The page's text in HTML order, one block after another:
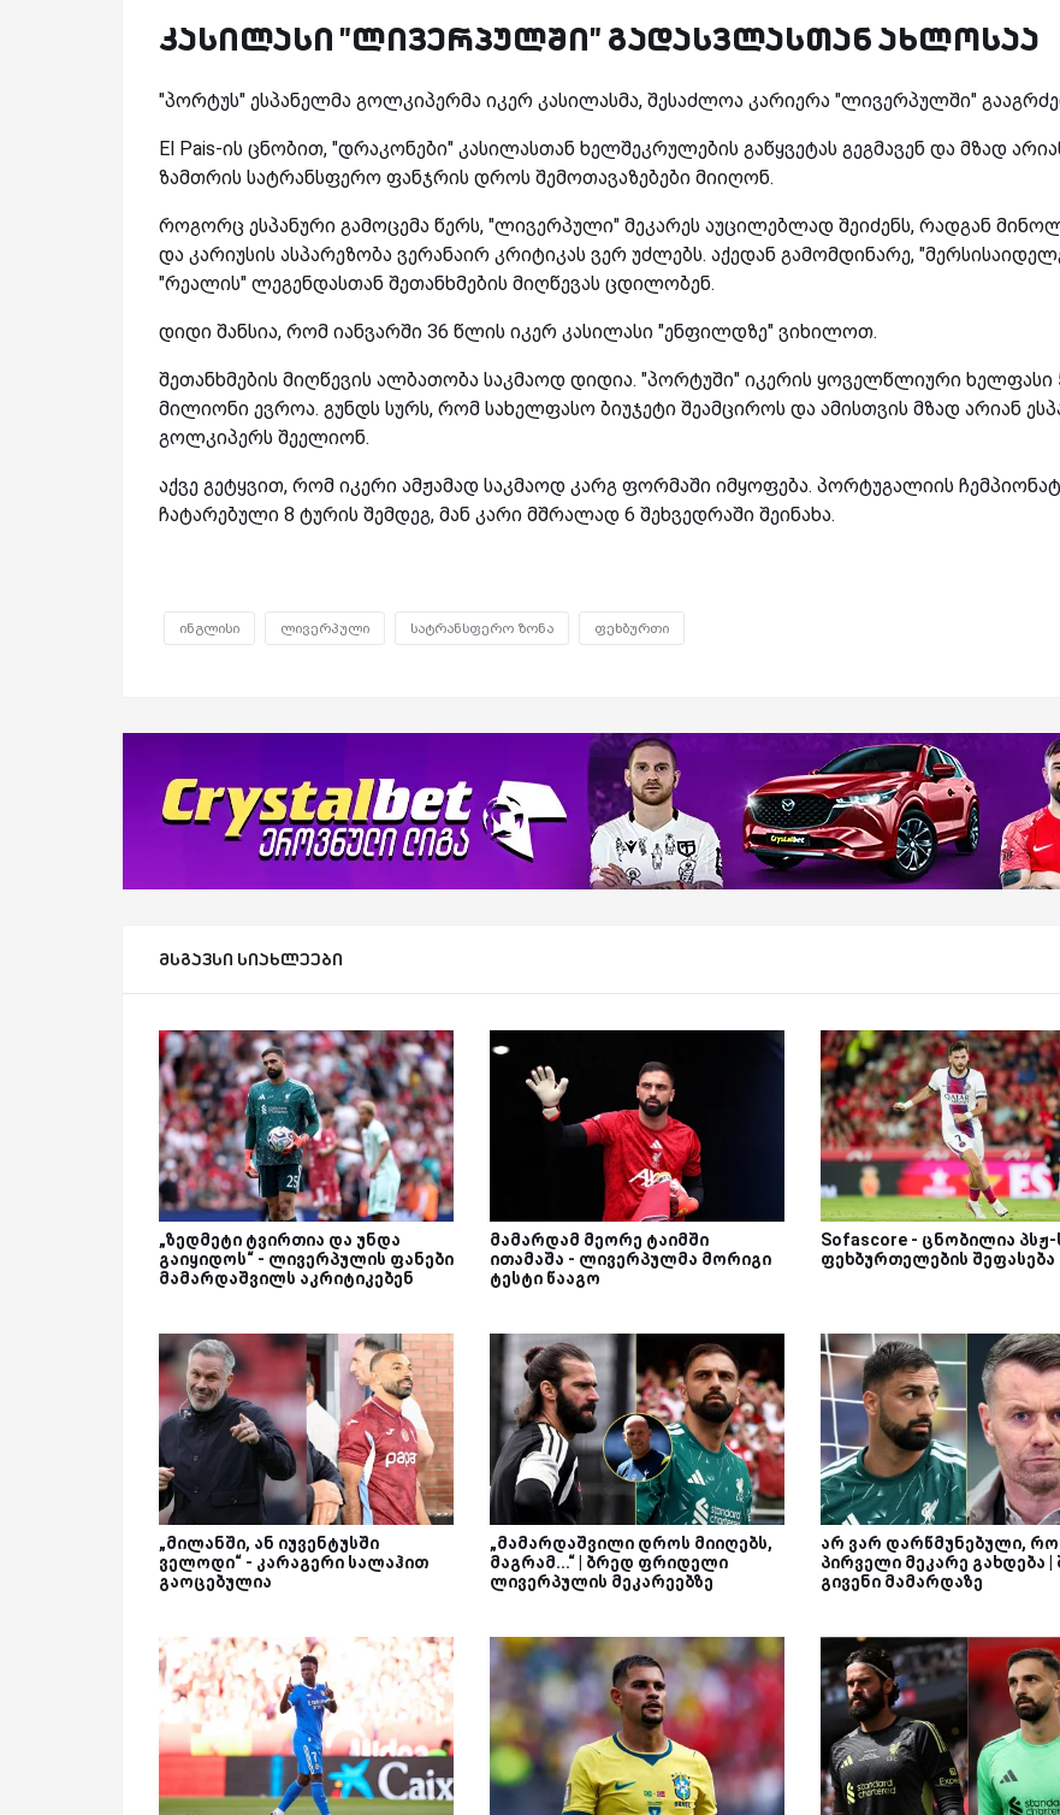
კასილასი "ლივერპულში" გადასვლასთან ახლოსაა
"პორტუს" ესპანელმა გოლკიპერმა იკერ კასილასმა, შესაძლოა კარიერა "ლივერპულში"
El Pais-ის ცნობით, "დრაკონები" კასილასთან ხელშეკრულების გაწყვეტას გეგმავენ და მზად
ზამთრის სატრანსფერო ფანჯრის დროს შემოთავაზებები მიიღონ.
როგორც ესპანური გამოცემა წერს, "ლივერპული" მეკარეს აუცილებლად შეიძენს, რადგან
და კარიუსის ასპარეზობა ვერანაირ კრიტიკას ვერ უძლებს. აქედან გამომდინარე,
"რეალის" ლეგენდასთან შეთანხმების მიღწევას ცდილობენ.
დიდი შანსია, რომ იანვარში 36 წლის იკერ კასილასი "ენფილდზე" ვიხილოთ.
შეთანხმების მიღწევის ალბათობა საკმაოდ დიდია. "პორტუში" იკერის ყოველწლიური ხელფასი
მილიონი ევროა. გუნდს სურს, რომ სახელფასო ბიუჯეტი შეამციროს და ამისთვის მზად არიან
გოლკიპერს შეელიონ.
აქვე გეტყვით, რომ იკერი ამჟამად საკმაოდ კარგ ფორმაში იმყოფება. პორტუგალიის
ჩატარებული 8 ტურის შემდეგ, მან კარი მშრალად 6 შეხვედრაში შეინახა.
ინგლისი ლივერპული სატრანსფერო ზონა ფეხბურთი
მსგავსი სიახლეები
„ზედმეტი ტვირთია და უნდა
გაიყიდოს“ - ლივერპულის ფანები
მამარდაშვილს აკრიტიკებენ
მამარდამ მეორე ტაიმში
ითამაშა - ლივერპულმა მორიგი
ტესტი წააგო
Sofascore - ცნობილია პსჟ-
ფეხბურთელების შეფასება
„მილანში, ან იუვენტუსში
ველოდი“ - კარაგერი სალაჰით
გაოცებულია
„მამარდაშვილი დროს მიიღებს,
მაგრამ...“ | ბრედ ფრიდელი
ლივერპულის მეკარეებზე
არ ვარ დარწმუნებული,
პირველი მეკარე გახდება |
გივენი მამარდაზე